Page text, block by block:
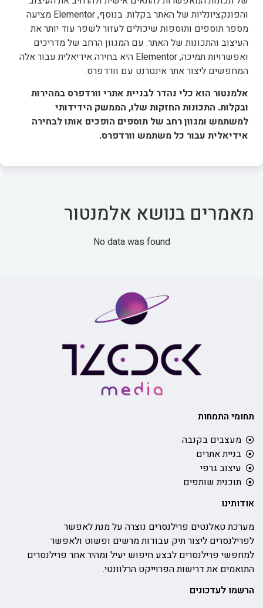
והפונקציונליות של האתר בקלות. בנוסף, Elementor מציעה
מספר תוספים ותוספות שיכולים לעזור לשפר עוד יותר את
העיצוב והתכונות של האתר. עם המגוון הרחב של מדריכים
ואפשרויות תמיכה, Elementor היא בחירה אידיאלית עבור אלה
המחפשים ליצור אתר אינטרנט עם וורדפרס.
אלמנטור הוא כלי נהדר לבניית אתרי וורדפרס במהירות
ובקלות. התכונות החזקות שלו, הממשק הידידותי
למשתמש ומגוון רחב של תוספים הופכים אותו לבחירה
אידיאלית עבור כל משתמש וורדפרס.
מאמרים בנושא אלמנטור
No data was found
תחומי התמחות
מעצבים בקנבה
בניית אתרים
עיצוב גרפי
תוכנית שותפים
אודותינו
מערכת טאלנטים פרילנסרים נוצרה על מנת לאפשר
לפרילנסרים ליצור תיק עבודות מרשים ופשוט ולאפשר
למחפשי פרילנסרים לבצע חיפוש יעיל ומהיר אחר פרילנסרים
התואמים את דרישות הפרוייקט הרלוונטי.
הרשמו לעדכונים